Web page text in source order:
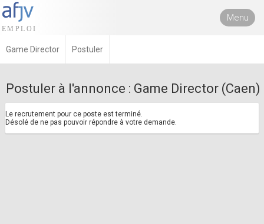
Menu
Game Director Postuler
Postuler à l'annonce : Game Director (Caen)
Le recrutement pour ce poste est terminé.
Désolé de ne pas pouvoir répondre à votre demande.